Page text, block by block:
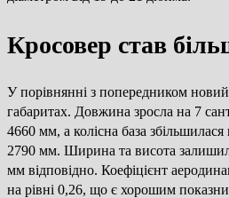
Кросовер став
У порівнянні з попередником
габаритах. Довжина зросла на 7
4660 мм, а колісна база
2790 мм. Ширина та висота
мм відповідно. Коефіцієнт
на рівні 0,26, що є хорошим